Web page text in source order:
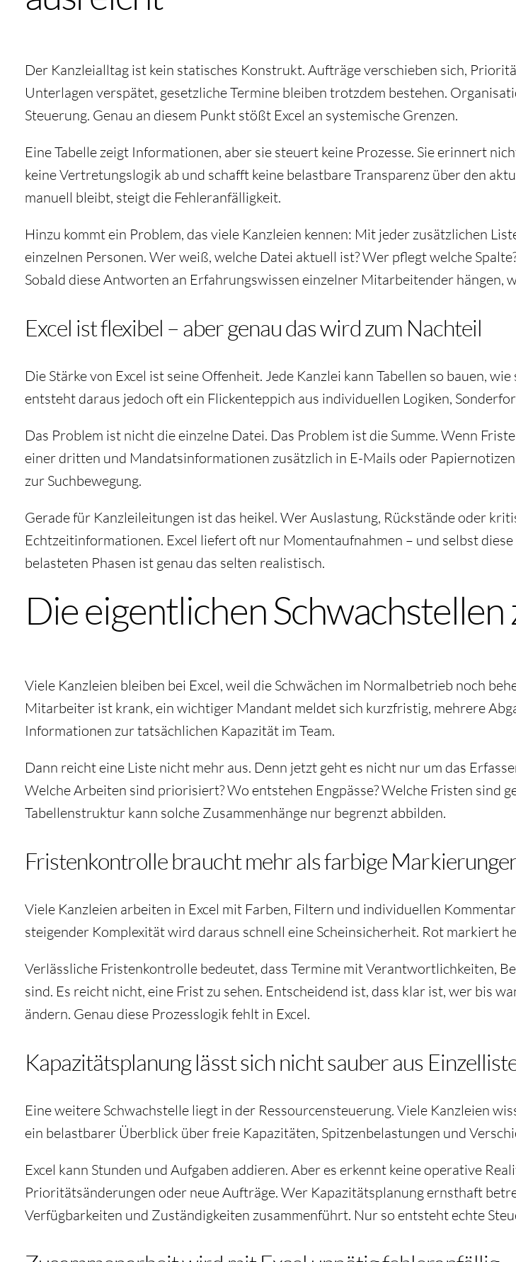
Der Kanzleialltag ist kein statisches Konstrukt. Aufträge verschieben sich,
Unterlagen verspätet, gesetzliche Termine bleiben trotzdem bestehen.
Steuerung. Genau an diesem Punkt stößt Excel an systemische Grenzen.
Eine Tabelle zeigt Informationen, aber sie steuert keine Prozesse. Sie erinnert
keine Vertretungslogik ab und schafft keine belastbare Transparenz über den
manuell bleibt, steigt die Fehleranfälligkeit.
Hinzu kommt ein Problem, das viele Kanzleien kennen: Mit jeder zusätzlichen
einzelnen Personen. Wer weiß, welche Datei aktuell ist? Wer pflegt welche
Sobald diese Antworten an Erfahrungswissen einzelner Mitarbeitender hängen,
Excel ist flexibel – aber genau das wird zum Nachteil
Die Stärke von Excel ist seine Offenheit. Jede Kanzlei kann Tabellen so bauen,
entsteht daraus jedoch oft ein Flickenteppich aus individuellen Logiken,
Das Problem ist nicht die einzelne Datei. Das Problem ist die Summe. Wenn
einer dritten und Mandatsinformationen zusätzlich in E-Mails oder
zur Suchbewegung.
Gerade für Kanzleileitungen ist das heikel. Wer Auslastung, Rückstände oder
Echtzeitinformationen. Excel liefert oft nur Momentaufnahmen – und selbst
belasteten Phasen ist genau das selten realistisch.
Die eigentlichen Schwachstellen
Viele Kanzleien bleiben bei Excel, weil die Schwächen im Normalbetrieb noch
Mitarbeiter ist krank, ein wichtiger Mandant meldet sich kurzfristig, mehrere
Informationen zur tatsächlichen Kapazität im Team.
Dann reicht eine Liste nicht mehr aus. Denn jetzt geht es nicht nur um das
Welche Arbeiten sind priorisiert? Wo entstehen Engpässe? Welche Fristen sind
Tabellenstruktur kann solche Zusammenhänge nur begrenzt abbilden.
Fristenkontrolle braucht mehr als farbige
Viele Kanzleien arbeiten in Excel mit Farben, Filtern und individuellen
steigender Komplexität wird daraus schnell eine Scheinsicherheit. Rot markiert
Verlässliche Fristenkontrollebedeutet, dass Termine mit Verantwortlichkeiten,
sind. Es reicht nicht, eine Frist zu sehen. Entscheidend ist, dass klar ist, wer bis
ändern. Genau diese Prozesslogik fehlt in Excel.
Kapazitätsplanung lässt sich nicht sauber aus
Eine weitere Schwachstelle liegt in der Ressourcensteuerung. Viele Kanzleien
ein belastbarer Überblick über freie Kapazitäten, Spitzenbelastungen und
Excel kann Stunden und Aufgaben addieren. Aber es erkennt keine operative
Prioritätsänderungen oder neue Aufträge. Wer Kapazitätsplanungernsthaft
Verfügbarkeiten und Zuständigkeiten zusammenführt. Nur so entsteht echte